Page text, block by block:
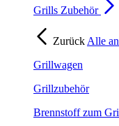
Grills Zubehör
Zurück Alle
Grillwagen
Grillzubehör
Brennstoff zum